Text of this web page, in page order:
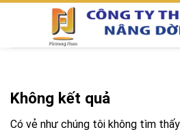
Chuyển
Không kết quả
Có vẻ như chúng tôi không tìm